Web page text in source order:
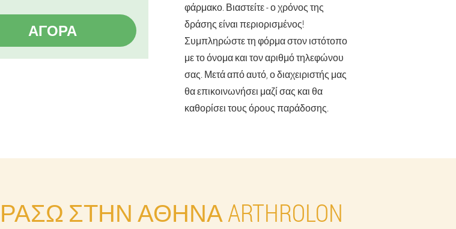
ΑΓΟΡΆ
φάρμακο. Βιαστείτε - ο χρόνος της
δράσης είναι περιορισμένος!
Συμπληρώστε τη φόρμα στον ιστότοπο
με το όνομα και τον αριθμό τηλεφώνου
σας. Μετά από αυτό, ο διαχειριστής μας
θα επικοινωνήσει μαζί σας και θα
καθορίσει τους όρους παράδοσης.
ΣΤΗΝ ΑΘΉΝΑ ARTHROLON